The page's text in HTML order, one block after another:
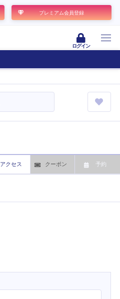
プレミアム会員登録
ログイン
アクセス クーポン 予約